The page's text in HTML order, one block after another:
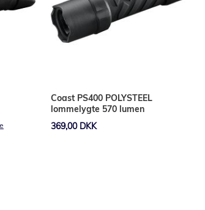
Coast PS400 POLYSTEEL
lommelygte 570 lumen
369,00 DKK